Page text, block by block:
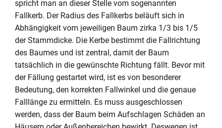
spricht man an dieser Stelle vom sogenannten
Fallkerb. Der Radius des Fallkerbs beläuft sich in
Abhängigkeit vom jeweiligen Baum zirka 1/3 bis 1/5
der Stammdicke. Die Kerbe bestimmt die Fallrichtung
des Baumes und ist zentral, damit der Baum
tatsächlich in die gewünschte Richtung fällt. Bevor mit
der Fällung gestartet wird, ist es von besonderer
Bedeutung, den korrekten Fallwinkel und die genaue
Falllänge zu ermitteln. Es muss ausgeschlossen
werden, dass der Baum beim Aufschlagen Schäden an